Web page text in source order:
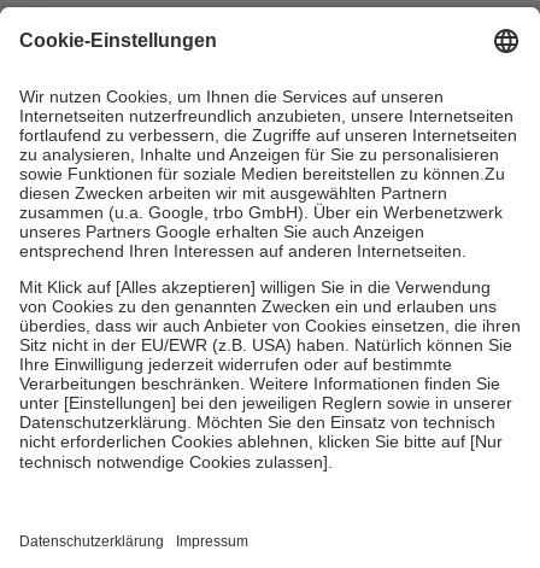
mit.
Grundsätzlich leisten Mitglieder Zuzahlungen in Höhe von zehn
höchstens zehn Euro.
Es sind jedoch nie mehr als die tatsächlichen
Kosten der Leistung zu entrichten.
Diese Regeln gelten grundsätzlich auch für Online-Apotheken.
Bei Heilmitteln und häuslicher Krankenpflege beträgt die
Zuzahlung zehn Prozent der Kosten sowie zehn Euro je
Verordnung.
Um das Engagement der Versicherten für ihre eigene Gesundheit zu
stärken und die besondere Stellung der Familie zu unterstützen,
fallenkeine Zuzahlungenan bei:
• Kindern und Jugendlichen bis zum vollendeten 18. Lebensjahr
mit Ausnahme der Fahrkosten
• Untersuchungen zur Vorsorge und Früherkennung, die von der
GKV getragen werden
• empfohlenen Schutzimpfungen
• Harn- und Blutteststreifen
getroffen, um sicherzustellen, dass es sich um echte Bewertungen